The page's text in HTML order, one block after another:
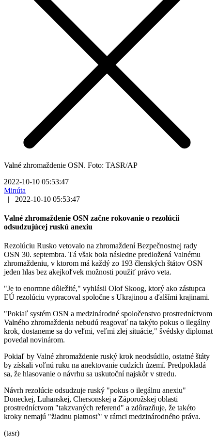
Valné zhromaždenie OSN. Foto: TASR/AP
2022-10-10 05:53:47
Minúta
|
2022-10-10 05:53:47
Valné zhromaždenie OSN začne rokovanie o rezolúcii
odsudzujúcej ruskú anexiu
Rezolúciu Rusko vetovalo na zhromaždení Bezpečnostnej rady
OSN 30. septembra. Tá však bola následne predložená Valnému
zhromaždeniu, v ktorom má každý zo 193 členských štátov OSN
jeden hlas bez akejkoľvek možnosti použiť právo veta.
"Je to enormne dôležité," vyhlásil Olof Skoog, ktorý ako zástupca
EÚ rezolúciu vypracoval spoločne s Ukrajinou a ďalšími krajinami.
"Pokiaľ systém OSN a medzinárodné spoločenstvo prostredníctvom
Valného zhromaždenia nebudú reagovať na takýto pokus o ilegálny
krok, dostaneme sa do veľmi, veľmi zlej situácie," švédsky diplomat
povedal novinárom.
Pokiaľ by Valné zhromaždenie ruský krok neodsúdilo, ostatné štáty
by získali voľnú ruku na anektovanie cudzích území. Predpokladá
sa, že hlasovanie o návrhu sa uskutoční najskôr v stredu.
Návrh rezolúcie odsudzuje ruský "pokus o ilegálnu anexiu"
Doneckej, Luhanskej, Chersonskej a Záporožskej oblasti
prostredníctvom "takzvaných referend" a zdôrazňuje, že takéto
kroky nemajú "žiadnu platnosť" v rámci medzinárodného práva.
(tasr)